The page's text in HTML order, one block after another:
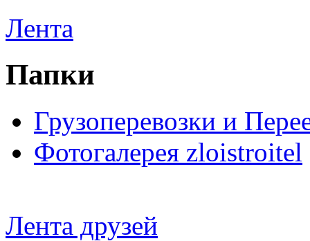
Лента
Папки
Грузоперевозки и
Фотогалерея zloistroitel
Лента друзей